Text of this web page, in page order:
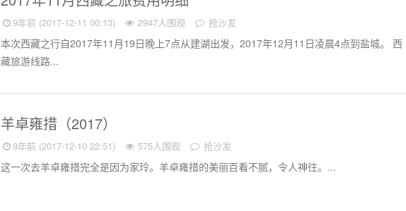
9年前 (2017-12-11 00:13) 2947人围观 抢沙发
本次西藏之行自2017年11月19日晚上7点从建湖出发，2017年12月11日凌晨4点到盐城。 西
藏旅游线路...
羊卓雍措（2017）
9年前 (2017-12-10 22:51) 575人围观 抢沙发
这一次去羊卓雍措完全是因为家玲。羊卓雍措的美丽百看不腻，令人神往。...